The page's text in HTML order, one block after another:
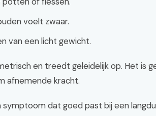
voelt zwaar.
van een licht gewicht.
en treedt geleidelijk op. Het is
afnemende kracht.
dat goed past bij een